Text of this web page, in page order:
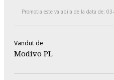
Promotia este valabila de la data de:
Vandut de
Modivo PL